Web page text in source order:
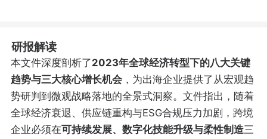
研报解读
本文件深度剖析了2023年全球经济转型下的八大关键
趋势与三大核心增长机会，为出海企业提供了从宏观趋
势研判到微观战略落地的全景式洞察。文件指出，随着
全球经济衰退、供应链重构与ESG合规压力加剧，跨境
企业必须在可持续发展、数字化技能升级与柔性制造三